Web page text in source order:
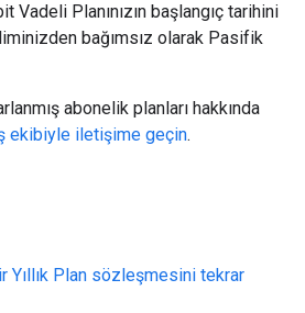
Vadeli Planınızın başlangıç tarihini
bağımsız olarak Pasifik
abonelik planları hakkında
ekibiyle iletişime geçin.
Yıllık Plan sözleşmesini tekrar